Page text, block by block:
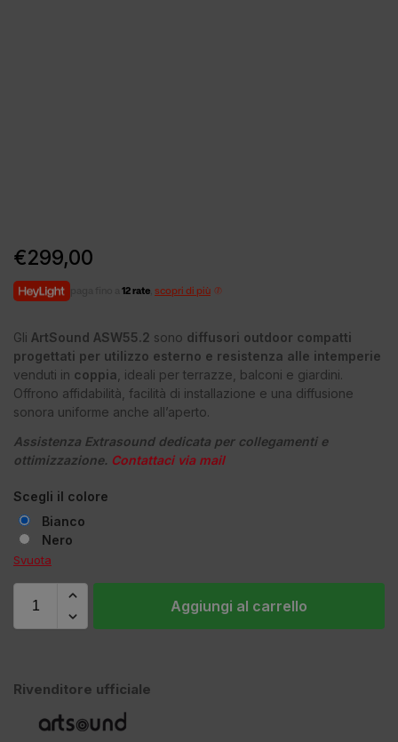
€299,00
12 rate scopri di più
Gli ArtSound ASW55.2 sono diffusori outdoor compatti
progettati per utilizzo esterno e resistenza alle intemperie
venduti in coppia , ideali per terrazze, balconi e giardini.
Offrono affidabilità, facilità di installazione e una diffusione
sonora uniforme anche all’aperto.
Assistenza Extrasound dedicata per collegamenti e
ottimizzazione. Contattaci via mail
Scegli il colore
Bianco
Nero
Svuota
Aggiungi al carrello
Rivenditore ufficiale